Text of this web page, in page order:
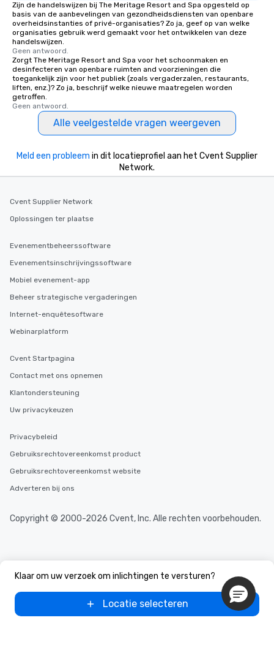
Zijn de handelswijzen bij The Meritage Resort and Spa opgesteld op
basis van de aanbevelingen van gezondheidsdiensten van openbare
overheidsinstanties of privé-organisaties? Zo ja, geef op van welke
organisaties gebruik werd gemaakt voor het ontwikkelen van deze
handelswijzen.
Geen antwoord.
Zorgt The Meritage Resort and Spa voor het schoonmaken en
desinfecteren van openbare ruimten and voorzieningen die
toegankelijk zijn voor het publiek (zoals vergaderzalen, restaurants,
liften, enz.)? Zo ja, beschrijf welke nieuwe maatregelen worden
getroffen.
Geen antwoord.
Alle veelgestelde vragen weergeven
Klaar om uw verzoek om inlichtingen te versturen?
Locatie selecteren
Meld een probleem in dit locatieprofiel aan het Cvent Supplier
Network.
Cvent Supplier Network
Oplossingen ter plaatse
Evenementbeheerssoftware
Evenementsinschrijvingssoftware
Mobiel evenement-app
Beheer strategische vergaderingen
Internet-enquêtesoftware
Webinarplatform
Cvent Startpagina
Contact met ons opnemen
Klantondersteuning
Uw privacykeuzen
Privacybeleid
Gebruiksrechtovereenkomst product
Gebruiksrechtovereenkomst website
Adverteren bij ons
Copyright © 2000-2026 Cvent, Inc. Alle rechten voorbehouden.